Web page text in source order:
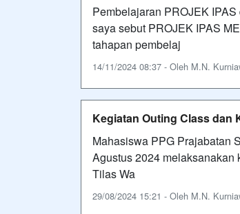
Pembelajaran PROJEK
saya sebut PROJEK IPAS
tahapan pembelaj
14/11/2024 08:37 - Oleh M.N.
Kegiatan Outing Class dan
Mahasiswa PPG Prajabatan
Agustus 2024
Tilas Wa
29/08/2024 15:21 - Oleh M.N.